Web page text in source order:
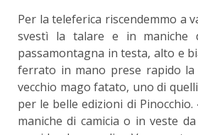
Per la teleferica riscendemmo a
svestì la talare e in maniche
passamontagna in testa, alto e
ferrato in mano prese rapido la
vecchio mago fatato, uno di
per le belle edizioni di Pinocchio.
maniche di camicia o in veste